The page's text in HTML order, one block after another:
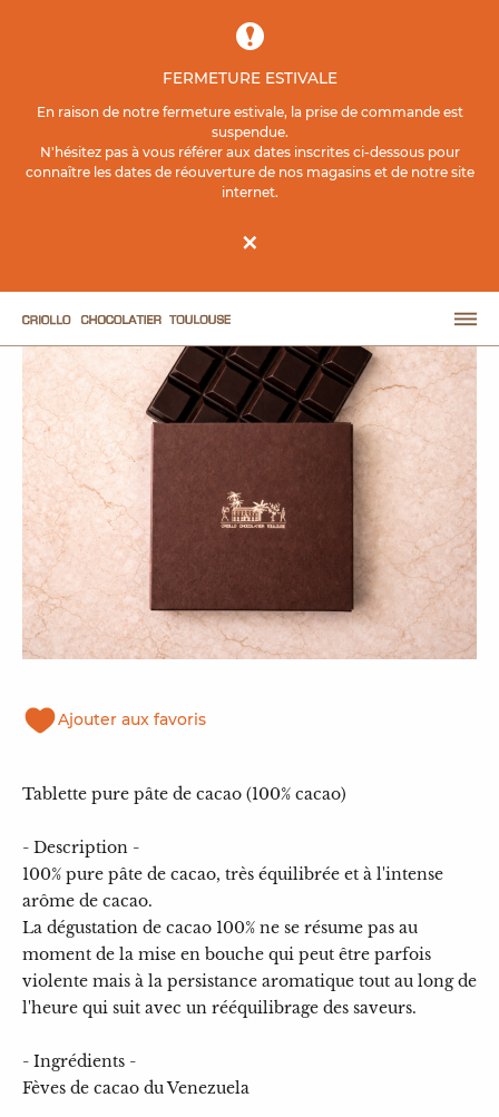
FERMETURE ESTIVALE
En raison de notre fermeture estivale, la prise de commande est
suspendue.
N'hésitez pas à vous référer aux dates inscrites ci-dessous pour
connaître les dates de réouverture de nos magasins et de notre site
internet.
×
Maracaïbo 100%
Ajouter aux favoris
Tablette pure pâte de cacao (100% cacao)
- Description -
100% pure pâte de cacao, très équilibrée et à l'intense
arôme de cacao.
La dégustation de cacao 100% ne se résume pas au
moment de la mise en bouche qui peut être parfois
violente mais à la persistance aromatique tout au long de
l'heure qui suit avec un rééquilibrage des saveurs.
- Ingrédients -
Fèves de cacao du Venezuela